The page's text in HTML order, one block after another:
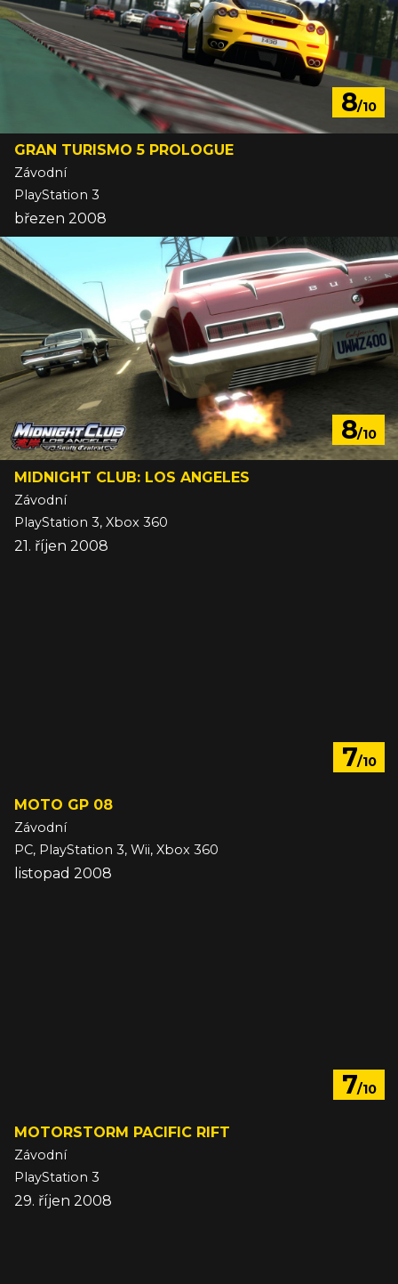
8/10
GRAN TURISMO 5 PROLOGUE
Závodní
PlayStation 3
březen 2008
8/10
MIDNIGHT CLUB: LOS ANGELES
Závodní
PlayStation 3, Xbox 360
21. říjen 2008
7/10
MOTO GP 08
Závodní
PC, PlayStation 3, Wii, Xbox 360
listopad 2008
7/10
MOTORSTORM PACIFIC RIFT
Závodní
PlayStation 3
29. říjen 2008